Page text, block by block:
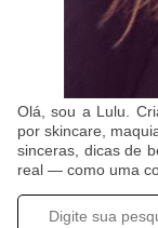
Olá, sou a Lulu.
por skincare,
sinceras, dicas de
real — como uma